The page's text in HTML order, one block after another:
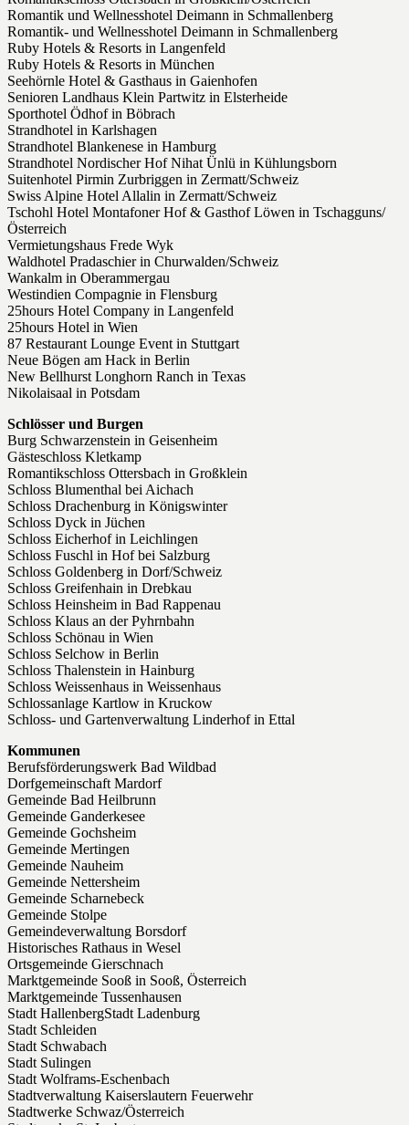
Romantik und Wellnesshotel Deimann in Schmallenberg
Romantik- und Wellnesshotel Deimann in Schmallenberg
Ruby Hotels & Resorts in Langenfeld
Ruby Hotels & Resorts in München
Seehörnle Hotel & Gasthaus in Gaienhofen
Senioren Landhaus Klein Partwitz in Elsterheide
Sporthotel Ödhof in Böbrach
Strandhotel in Karlshagen
Strandhotel Blankenese in Hamburg
Strandhotel Nordischer Hof Nihat Ünlü in Kühlungsborn
Suitenhotel Pirmin Zurbriggen in Zermatt/Schweiz
Swiss Alpine Hotel Allalin in Zermatt/Schweiz
Tschohl Hotel Montafoner Hof & Gasthof Löwen in Tschagguns/
Österreich
Vermietungshaus Frede Wyk
Waldhotel Pradaschier in Churwalden/Schweiz
Wankalm in Oberammergau
Westindien Compagnie in Flensburg
25hours Hotel Company in Langenfeld
25hours Hotel in Wien
87 Restaurant Lounge Event in Stuttgart
Neue Bögen am Hack in Berlin
New Bellhurst Longhorn Ranch in Texas
Nikolaisaal in Potsdam
Schlösser und Burgen
Burg Schwarzenstein in Geisenheim
Gästeschloss Kletkamp
Romantikschloss Ottersbach in Großklein
Schloss Blumenthal bei Aichach
Schloss Drachenburg in Königswinter
Schloss Dyck in Jüchen
Schloss Eicherhof in Leichlingen
Schloss Fuschl in Hof bei Salzburg
Schloss Goldenberg in Dorf/Schweiz
Schloss Greifenhain in Drebkau
Schloss Heinsheim in Bad Rappenau
Schloss Klaus an der Pyhrnbahn
Schloss Schönau in Wien
Schloss Selchow in Berlin
Schloss Thalenstein in Hainburg
Schloss Weissenhaus in Weissenhaus
Schlossanlage Kartlow in Kruckow
Schloss- und Gartenverwaltung Linderhof in Ettal
Kommunen
Berufsförderungswerk Bad Wildbad
Dorfgemeinschaft Mardorf
Gemeinde Bad Heilbrunn
Gemeinde Ganderkesee
Gemeinde Gochsheim
Gemeinde Mertingen
Gemeinde Nauheim
Gemeinde Nettersheim
Gemeinde Scharnebeck
Gemeinde Stolpe
Gemeindeverwaltung Borsdorf
Historisches Rathaus in Wesel
Ortsgemeinde Gierschnach
Marktgemeinde Sooß in Sooß, Österreich
Marktgemeinde Tussenhausen
Stadt HallenbergStadt Ladenburg
Stadt Schleiden
Stadt Schwabach
Stadt Sulingen
Stadt Wolframs-Eschenbach
Stadtverwaltung Kaiserslautern Feuerwehr
Stadtwerke Schwaz/Österreich